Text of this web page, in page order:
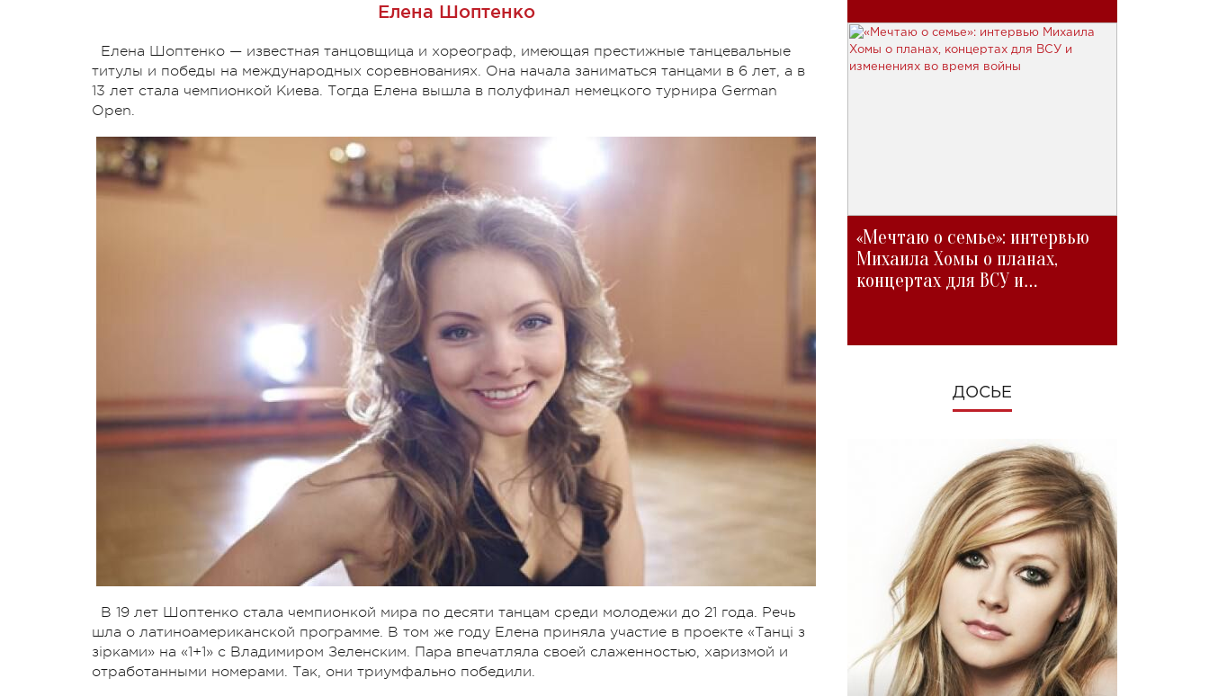
Елена Шоптенко
Елена Шоптенко — известная танцовщица и хореограф, имеющая престижные танцевальные
титулы и победы на международных соревнованиях. Она начала заниматься танцами в 6 лет, а в
13 лет стала чемпионкой Киева. Тогда Елена вышла в полуфинал немецкого турнира German
Open.
В 19 лет Шоптенко стала чемпионкой мира по десяти танцам среди молодежи до 21 года. Речь
шла о латиноамериканской программе. В том же году Елена приняла участие в проекте «Танці з
зірками» на «1+1» с Владимиром Зеленским. Пара впечатляла своей слаженностью, харизмой и
отработанными номерами. Так, они триумфально победили.
«Мечтаю о семье»: интервью
Михаила Хомы о планах,
концертах для ВСУ и
ДОСЬЕ